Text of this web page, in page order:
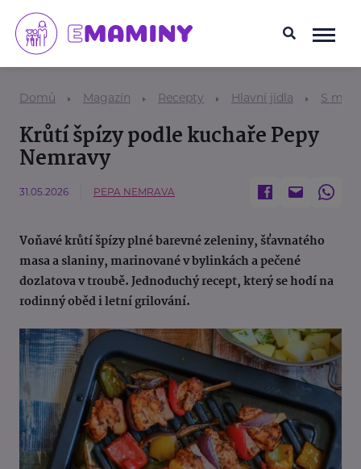
Domů Magazín Recepty Hlavní jídla S
Krůtí špízy podle kuchaře Pepy
Nemravy
31.05.2026 PEPA NEMRAVA
Voňavé krůtí špízy plné barevné zeleniny, šťavnatého
masa a slaniny, marinované v bylinkách a pečené
dozlatova v troubě. Jednoduchý recept, který se hodí na
rodinný oběd i letní grilování.